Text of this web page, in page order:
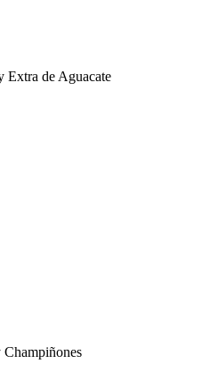
Extra de Aguacate